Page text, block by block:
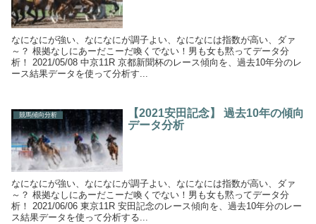
なになにが強い、なになにが調子よい、なになには指数が高い、ダァ
～？ 根拠なしにあーだこーだ喚くでない！男も女も黙ってデータ分
析！ 2021/05/08 中京11R 京都新聞杯のレース傾向を、過去10年分のレ
ース結果データを使って分析す...
競馬傾向分析
【2021安田記念】 過去10年の傾向
データ分析
なになにが強い、なになにが調子よい、なになには指数が高い、ダァ
～？ 根拠なしにあーだこーだ喚くでない！男も女も黙ってデータ分
析！ 2021/06/06 東京11R 安田記念のレース傾向を、過去10年分のレー
ス結果データを使って分析する...